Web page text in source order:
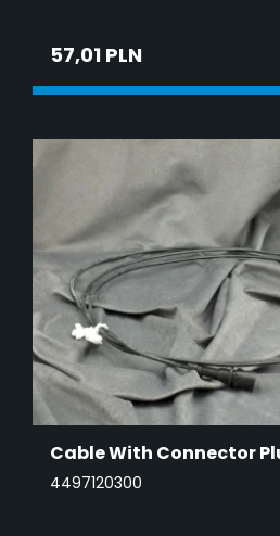
57,01 PLN
Cable With Connector
4497120300